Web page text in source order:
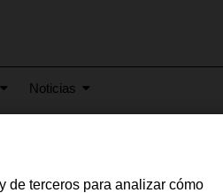
Noticias
de terceros para analizar cómo